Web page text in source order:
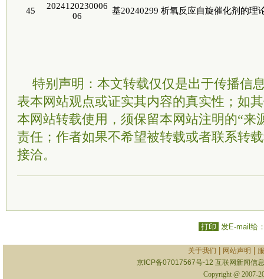
45
2024120230006
06
基20240299 析氧反应自旋催化剂的理
特别声明：本文转载仅仅是出于传播信
表本网站观点或证实其内容的真实性；如
本网站转载使用，须保留本网站注明的“来
责任；作者如果不希望被转载或者联系转
接洽。
打印 发E-mail给
关于我们 网站声明
京ICP备07017567号-12 互联网新闻信
Copyright @ 2007-